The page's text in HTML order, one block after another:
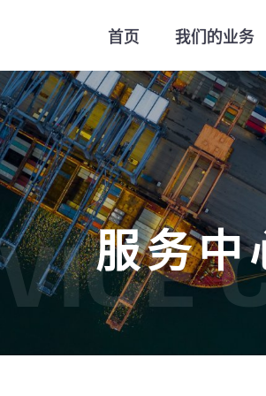
首页 我们的业务
服务中